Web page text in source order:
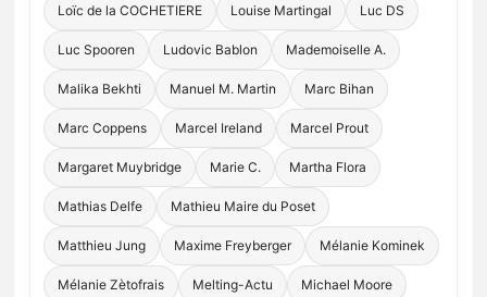
Loïc de la COCHETIERE Louise Martingal Luc DS
Luc Spooren Ludovic Bablon Mademoiselle A.
Malika Bekhti Manuel M. Martin Marc Bihan
Marc Coppens Marcel Ireland Marcel Prout
Margaret Muybridge Marie C. Martha Flora
Mathias Delfe Mathieu Maire du Poset
Matthieu Jung Maxime Freyberger Mélanie Kominek
Mélanie Zètofrais Melting-Actu Michael Moore